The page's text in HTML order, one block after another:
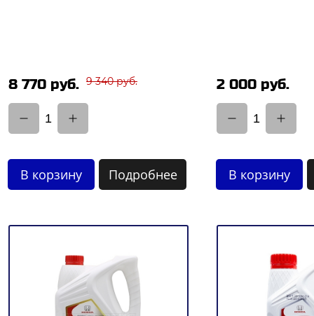
8 770 руб. 9 340 руб.
1
В корзину Подробнее
2 000 руб.
1
В корзину